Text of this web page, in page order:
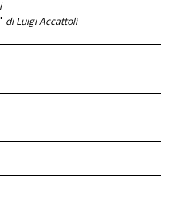
di Luigi Accattoli